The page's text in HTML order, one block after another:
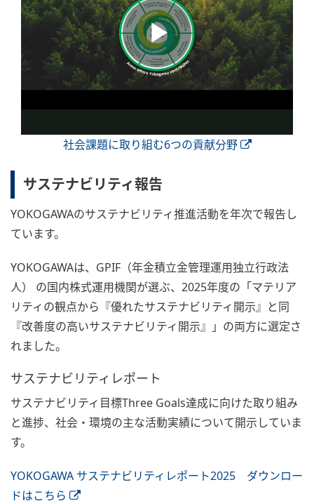
社会課題に取り組む6つの貢献分野
サステナビリティ報告
YOKOGAWAのサステナビリティ推進活動を年次で報告し
ています。
YOKOGAWAは、GPIF（年金積立金管理運用独立行政法
人） の国内株式運用機関が選ぶ、2025年度の「マテリア
リティの観点から『優れたサステナビリティ開示』と同
『改善度の高いサステナビリティ開示』」の両方に選定さ
れました。
サステナビリティレポート
サステナビリティ目標Three Goals達成に向けた取り組み
と進捗、社会・環境の主な活動実績について開示していま
す。
YOKOGAWA サステナビリティレポート2025 ダウンロー
ドはこちら